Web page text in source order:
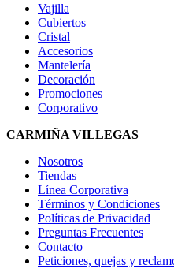
Vajilla
Cubiertos
Cristal
Accesorios
Mantelería
Decoración
Promociones
Corporativo
CARMIÑA VILLEGAS
Nosotros
Tiendas
Línea Corporativa
Términos y Condiciones
Políticas de Privacidad
Preguntas Frecuentes
Contacto
Peticiones, quejas y